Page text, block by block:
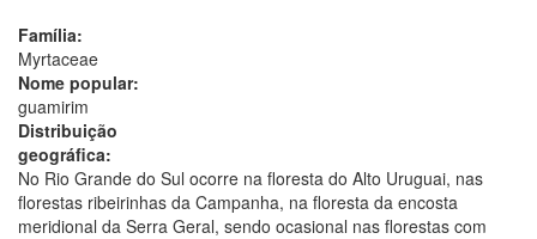
Família:
Myrtaceae
Nome popular:
guamirim
Distribuição
geográfica:
No Rio Grande do Sul ocorre na floresta do Alto Uruguai, nas
florestas ribeirinhas da Campanha, na floresta da encosta
meridional da Serra Geral, sendo ocasional nas florestas com